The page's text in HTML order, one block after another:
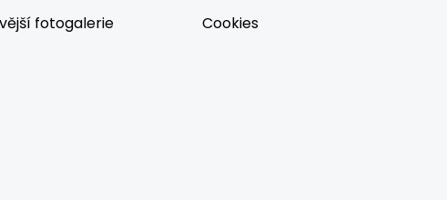
fotogalerie Cookies